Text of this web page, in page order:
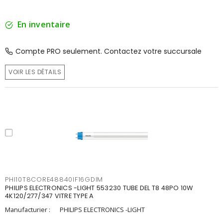
En inventaire
Compte PRO seulement. Contactez votre succursale
VOIR LES DÉTAILS
PHI10T8CORE48840IF16GDIM
PHILIPS ELECTRONICS -LIGHT 553230 TUBE DEL T8 48PO 10W
4K120/277/347 VITRE TYPE A
Manufacturier :
PHILIPS ELECTRONICS -LIGHT